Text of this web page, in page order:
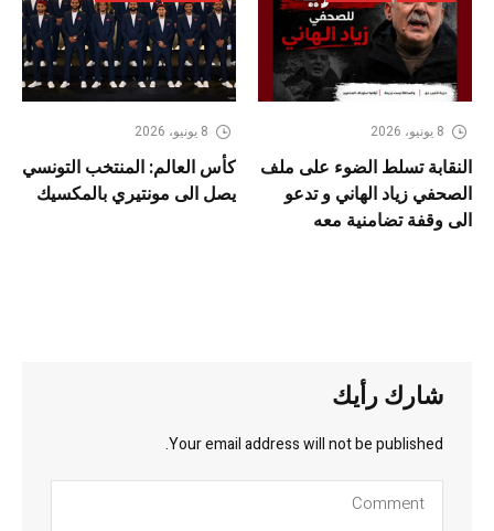
8 يونيو، 2026
النقابة تسلط الضوء على ملف
الصحفي زياد الهاني و تدعو
الى وقفة تضامنية معه
8 يونيو، 2026
كأس العالم: المنتخب التونسي
يصل الى مونتيري بالمكسيك
شارك رأيك
Your email address will not be published.